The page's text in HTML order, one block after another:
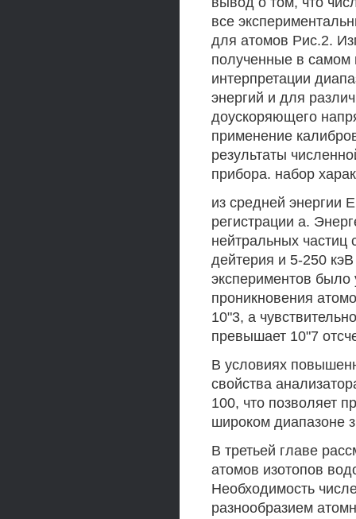
все
для атомов Рис.2.
полученные в
интерпретации
энергий и для
доускоряющего
применение
результаты
прибора. набор
из средней энергии
регистрации а.
нейтральных
дейтерия и 5-250
экспериментов было
проникновения
10"3, а
превышает 10"7
В условиях
свойства
100, что позволяет
широком диапазоне
В третьей главе
атомов изотопов
Необходимость
разнообразием